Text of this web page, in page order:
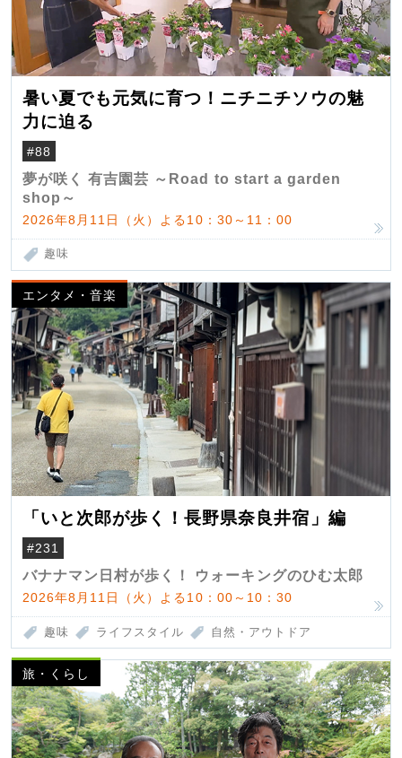
暑い夏でも元気に育つ！ニチニチソウの魅
力に迫る
#88
夢が咲く 有吉園芸 ～Road to start a garden
shop～
2026年8月11日（火）よる10：30～11：00
趣味
エンタメ・音楽
「いと次郎が歩く！長野県奈良井宿」編
#231
バナナマン日村が歩く！ ウォーキングのひむ太郎
2026年8月11日（火）よる10：00～10：30
趣味 ライフスタイル 自然・アウトドア
旅・くらし